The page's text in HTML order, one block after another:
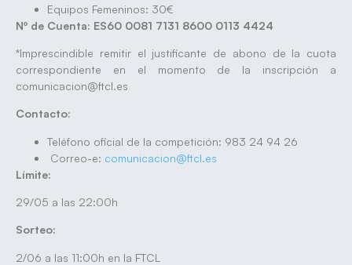
Equipos Femeninos: 30€
Nº de Cuenta: ES60 0081 7131 8600 0113 4424
*Imprescindible remitir el justificante de abono de la cuota
correspondiente en el momento de la inscripción a
comunicacion@ftcl.es
Contacto:
Teléfono oficial de la competición: 983 24 94 26
Correo-e: comunicacion@ftcl.es
Límite:
29/05 a las 22:00h
Sorteo:
2/06 a las 11:00h en la FTCL